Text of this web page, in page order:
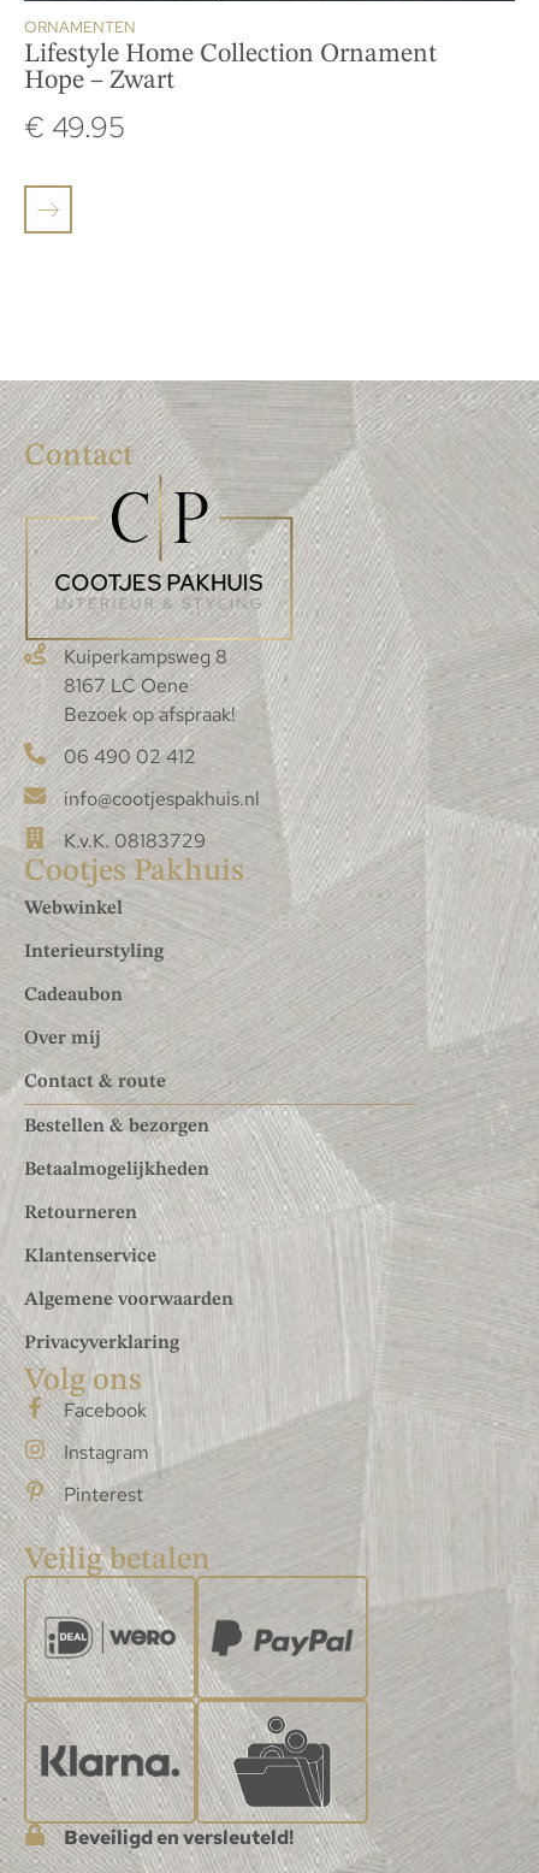
ORNAMENTEN
Lifestyle Home Collection Ornament
Hope – Zwart
€ 49.95
Contact
Kuiperkampsweg 8
8167 LC Oene
Bezoek op afspraak!
06 490 02 412
info@cootjespakhuis.nl
K.v.K. 08183729
Cootjes Pakhuis
Webwinkel
Interieurstyling
Cadeaubon
Over mij
Contact & route
Bestellen & bezorgen
Betaalmogelijkheden
Retourneren
Klantenservice
Algemene voorwaarden
Privacyverklaring
Volg ons
Facebook
Instagram
Pinterest
Veilig betalen
Beveiligd en versleuteld!